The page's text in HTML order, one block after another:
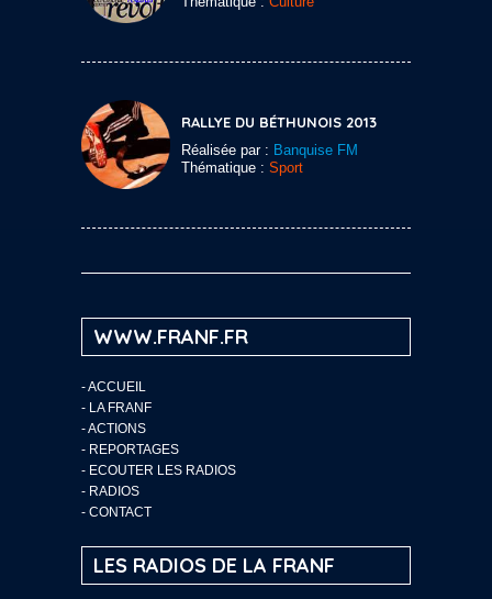
RALLYE DU BÉTHUNOIS 2013
Réalisée par : Banquise FM
Thématique : Sport
WWW.FRANF.FR
-ACCUEIL
- LA FRANF
-ACTIONS
- REPORTAGES
- ECOUTER LES RADIOS
- RADIOS
- CONTACT
LES RADIOS DE LA FRANF